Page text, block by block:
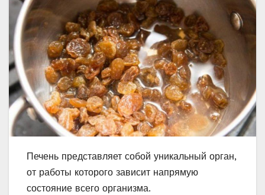
Печень представляет собой уникальный орган,
от работы которого зависит напрямую
состояние всего организма.